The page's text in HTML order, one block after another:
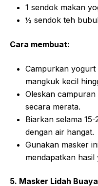
1 sendok makan
½ sendok teh
Cara membuat:
Campurkan
mangkuk kecil
Oleskan
secara merata.
Biarkan selama
dengan air hangat.
Gunakan masker
mendapatkan hasil
5. Masker Lidah Buaya